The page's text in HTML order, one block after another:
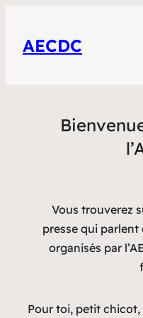
AECDC
Vous trouverez
presse qui parlent
organisés par
Pour toi, petit